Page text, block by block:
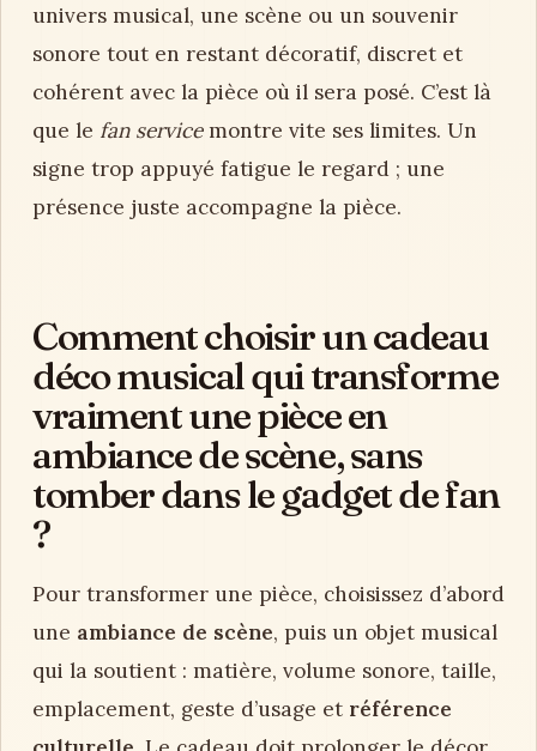
univers musical, une scène ou un souvenir
sonore tout en restant décoratif, discret et
cohérent avec la pièce où il sera posé. C’est là
que le fan servicemontre vite ses limites. Un
signe trop appuyé fatigue le regard ; une
présence juste accompagne la pièce.
Comment choisir un cadeau
déco musical qui transforme
vraiment une pièce en
ambiance de scène, sans
tomber dans le gadget de fan
?
Pour transformer une pièce, choisissez d’abord
une ambiance de scène, puis un objet musical
qui la soutient : matière, volume sonore, taille,
emplacement, geste d’usage et référence